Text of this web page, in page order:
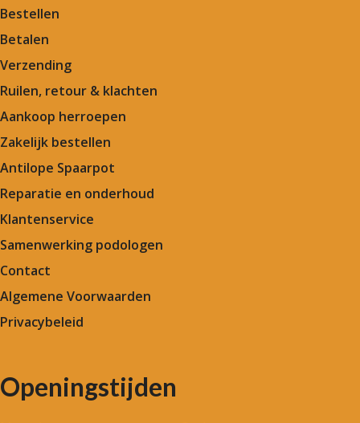
Bestellen
Betalen
Verzending
Ruilen, retour & klachten
Aankoop herroepen
Zakelijk bestellen
Antilope Spaarpot
Reparatie en onderhoud
Klantenservice
Samenwerking podologen
Contact
Algemene Voorwaarden
Privacybeleid
Openingstijden